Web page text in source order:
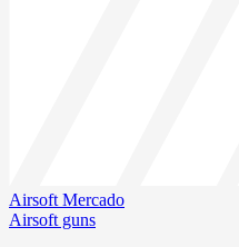
Airsoft Mercado
Airsoft guns